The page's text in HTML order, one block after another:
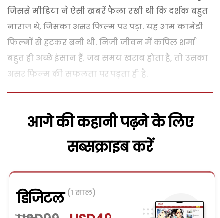
जिससे मीडिया ने ऐसी खबरें फैला रखी थी कि दर्शक बहुत
नाराज थे, जिसका असर फिल्म पर पड़ा. यह आम कामेडी
फिल्मों से हटकर बनी थी. निजी जीवन में कपिल शर्मा
बहुत ही अच्छे इंसान हैं. जब समय खराब होता है, तो उसका
असर फिल्म की सफलता पर पड़ता ही है.
आगे की कहानी पढ़ने के लिए
सब्सक्राइब करें
डिजिटल (1 साल)